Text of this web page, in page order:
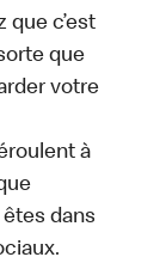
que c’est
que
votre
à
dans